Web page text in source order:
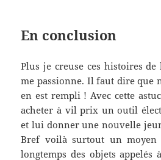
En conclusion
Plus je creuse ces histoires
me passionne. Il faut dire que
en est rempli ! Avec cette
acheter à vil prix un outil
et lui donner une nouvelle
Bref voilà surtout un
longtemps des objets